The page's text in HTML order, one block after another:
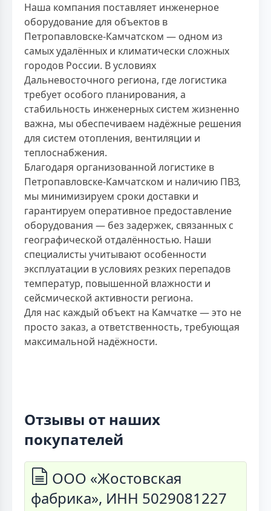
Наша компания поставляет инженерное
оборудование для объектов в
Петропавловске-Камчатском — одном из
самых удалённых и климатически сложных
городов России. В условиях
Дальневосточного региона, где логистика
требует особого планирования, а
стабильность инженерных систем жизненно
важна, мы обеспечиваем надёжные решения
для систем отопления, вентиляции и
теплоснабжения.
Благодаря организованной логистике в
Петропавловске-Камчатском и наличию ПВЗ,
мы минимизируем сроки доставки и
гарантируем оперативное предоставление
оборудования — без задержек, связанных с
географической отдалённостью. Наши
специалисты учитывают особенности
эксплуатации в условиях резких перепадов
температур, повышенной влажности и
сейсмической активности региона.
Для нас каждый объект на Камчатке — это не
просто заказ, а ответственность, требующая
максимальной надёжности.
Отзывы от наших
покупателей
ООО «Жостовская
фабрика», ИНН 5029081227